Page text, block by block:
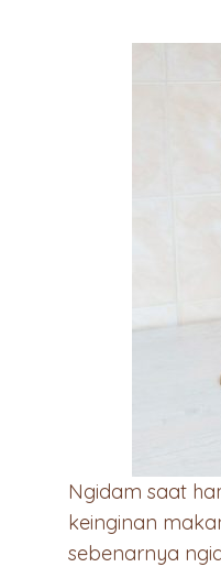
Ngidam saat
keinginan
sebenarnya